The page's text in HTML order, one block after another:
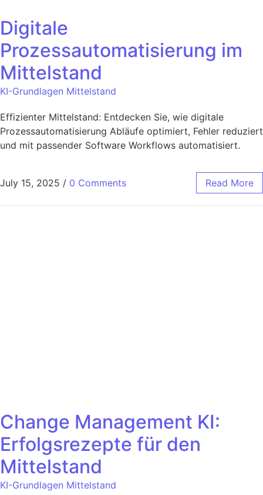
Digitale
Prozessautomatisierung im
Mittelstand
KI-Grundlagen Mittelstand
Effizienter Mittelstand: Entdecken Sie, wie digitale
Prozessautomatisierung Abläufe optimiert, Fehler reduziert
und mit passender Software Workflows automatisiert.
July 15, 2025 / 0 Comments Read More
Change Management KI:
Erfolgsrezepte für den
Mittelstand
KI-Grundlagen Mittelstand